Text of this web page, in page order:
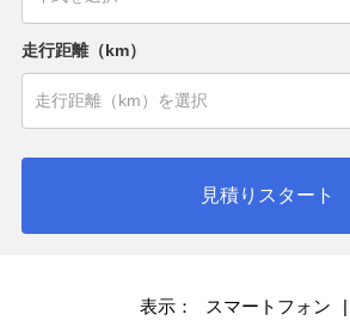
走行距離（km）
見積りスタート
表示： スマートフォン |